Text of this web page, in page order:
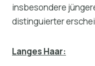
insbesondere
distinguierter
Langes Haar: